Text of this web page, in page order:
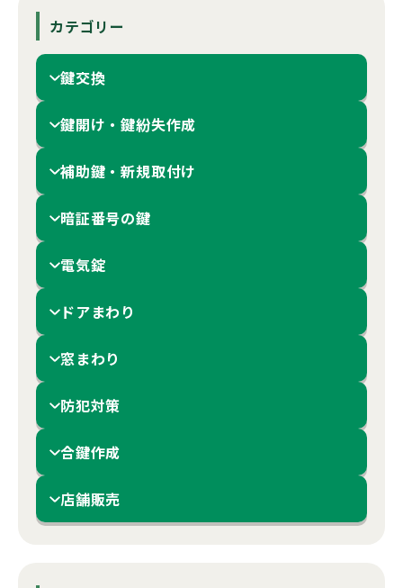
カテゴリー
鍵交換
鍵開け・鍵紛失作成
補助鍵・新規取付け
暗証番号の鍵
電気錠
ドアまわり
窓まわり
防犯対策
合鍵作成
店舗販売